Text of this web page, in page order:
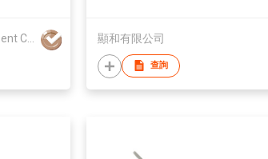
顯和有限公司
查詢